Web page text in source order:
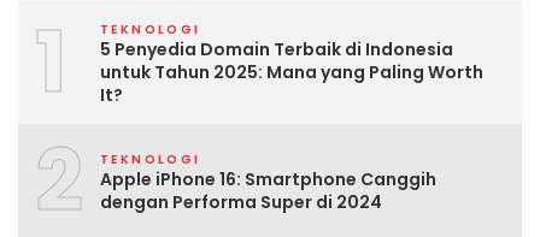
1 TEKNOLOGI
5 Penyedia Domain Terbaik di Indonesia
untuk Tahun 2025: Mana yang Paling Worth
It?
2 TEKNOLOGI
Apple iPhone 16: Smartphone Canggih
dengan Performa Super di 2024